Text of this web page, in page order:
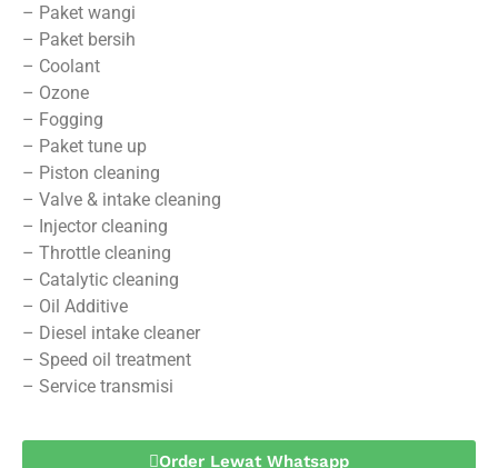
– Paket wangi
– Paket bersih
– Coolant
– Ozone
– Fogging
– Paket tune up
– Piston cleaning
– Valve & intake cleaning
– Injector cleaning
– Throttle cleaning
– Catalytic cleaning
– Oil Additive
– Diesel intake cleaner
– Speed oil treatment
– Service transmisi
Order Lewat Whatsapp